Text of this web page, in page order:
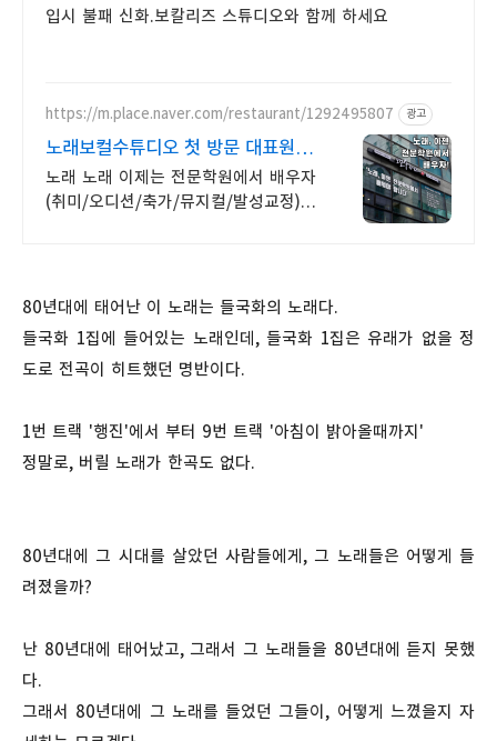
입시 불패 신화.보칼리즈 스튜디오와 함께 하세요
https://m.place.naver.com/restaurant/1292495807 광고
노래보컬수튜디오 첫 방문 대표원장
무료레슨
노래 노래 이제는 전문학원에서 배우자
(취미/오디션/축가/뮤지컬/발성교정)
80년대에 태어난 이 노래는 들국화의 노래다.
들국화 1집에 들어있는 노래인데, 들국화 1집은 유래가 없을 정
도로 전곡이 히트했던 명반이다.
1번 트랙 '행진'에서 부터 9번 트랙 '아침이 밝아올때까지'
정말로, 버릴 노래가 한곡도 없다.
80년대에 그 시대를 살았던 사람들에게, 그 노래들은 어떻게 들
려졌을까?
난 80년대에 태어났고, 그래서 그 노래들을 80년대에 듣지 못했
다.
그래서 80년대에 그 노래를 들었던 그들이, 어떻게 느꼈을지 자